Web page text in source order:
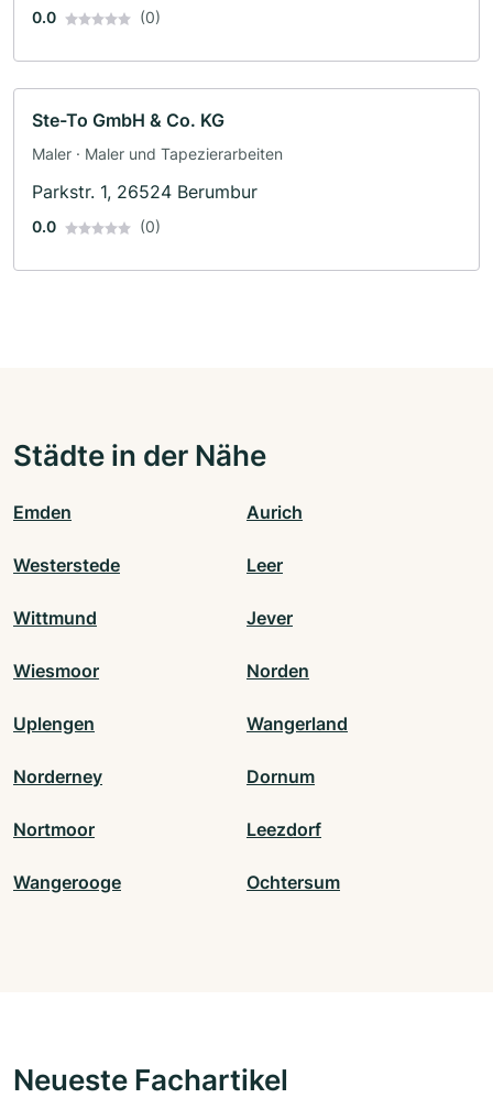
0.0 (0)
Ste-To GmbH & Co. KG
Maler · Maler und Tapezierarbeiten
Parkstr. 1, 26524 Berumbur
0.0 (0)
Städte in der Nähe
Emden Aurich
Westerstede Leer
Wittmund Jever
Wiesmoor Norden
Uplengen Wangerland
Norderney Dornum
Nortmoor Leezdorf
Wangerooge Ochtersum
Neueste Fachartikel